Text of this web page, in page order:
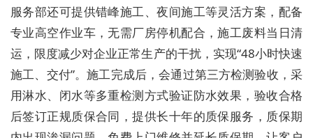
服务部还可提供错峰施工、夜间施工等灵活方案，配备
专业高空作业车，无需厂房停机配合，施工废料当日清
运，限度减少对企业正常生产的干扰，实现“48小时快速
施工、交付”。施工完成后，会通过第三方检测验收，采
用淋水、闭水等多重检测方式验证防水效果，验收合格
后签订正规质保合同，提供长十年的质保服务，质保期